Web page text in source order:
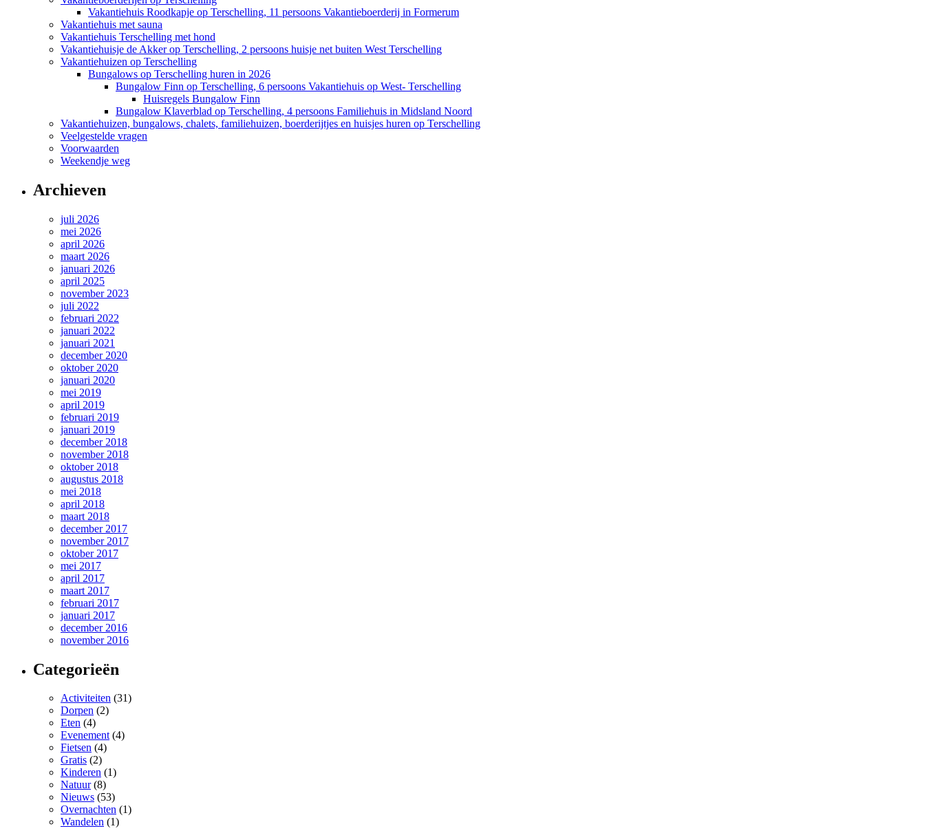
Vakantiehuis Roodkapje op Terschelling, 11 persoons Vakantieboerderij in Formerum
Vakantiehuis met sauna
Vakantiehuis Terschelling met hond
Vakantiehuisje de Akker op Terschelling, 2 persoons huisje net buiten West Terschelling
Vakantiehuizen op Terschelling
Bungalows op Terschelling huren in 2026
Bungalow Finn op Terschelling, 6 persoons Vakantiehuis op West- Terschelling
Huisregels Bungalow Finn
Bungalow Klaverblad op Terschelling, 4 persoons Familiehuis in Midsland Noord
Vakantiehuizen, bungalows, chalets, familiehuizen, boerderijtjes en huisjes huren op Terschelling
Veelgestelde vragen
Voorwaarden
Weekendje weg
Archieven
juli 2026
mei 2026
april 2026
maart 2026
januari 2026
april 2025
november 2023
juli 2022
februari 2022
januari 2022
januari 2021
december 2020
oktober 2020
januari 2020
mei 2019
april 2019
februari 2019
januari 2019
december 2018
november 2018
oktober 2018
augustus 2018
mei 2018
april 2018
maart 2018
december 2017
november 2017
oktober 2017
mei 2017
april 2017
maart 2017
februari 2017
januari 2017
december 2016
november 2016
Categorieën
Activiteiten (31)
Dorpen (2)
Eten (4)
Evenement(4)
Fietsen (4)
Gratis (2)
Kinderen (1)
Natuur(8)
Nieuws (53)
Overnachten (1)
Wandelen (1)